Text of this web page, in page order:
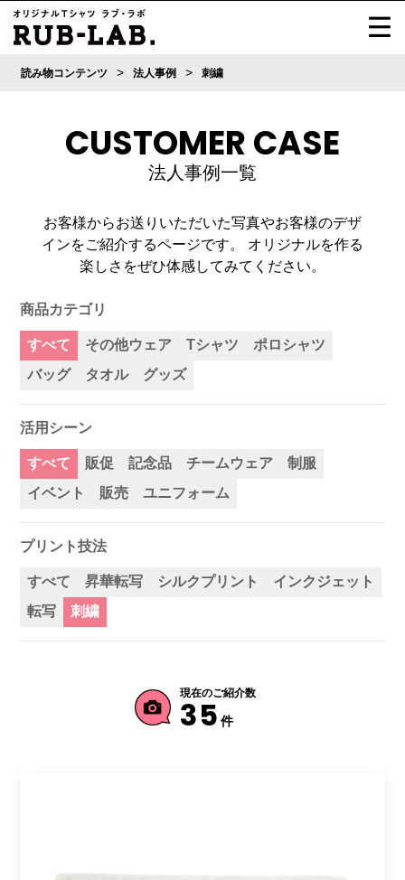
読み物コンテンツ > 法人事例 > 刺繍
CUSTOMER CASE
法人事例一覧
お客様からお送りいただいた写真やお客様のデザ
インをご紹介するページです。
オリジナルを作る
楽しさをぜひ体感してみてください。
商品カテゴリ
すべて その他ウェア Tシャツ
ポロシャツ
バッグ
タオル グッズ
活用シーン
すべて 販促 記念品 チームウェア
制服
イベント
販売 ユニフォーム
プリント技法
すべて 昇華転写 シルクプリント
インクジェット
転写
刺繍
現在のご紹介数
35 件